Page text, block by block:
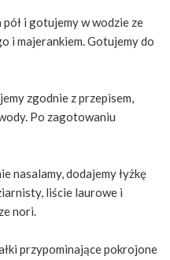
i gotujemy w wodzie ze
i majerankiem. Gotujemy do
zgodnie z przepisem,
Po zagotowaniu
nasalamy, dodajemy łyżkę
liście laurowe i
nori.
przypominające pokrojone